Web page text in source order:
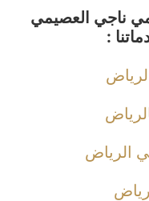
العصيمي
: